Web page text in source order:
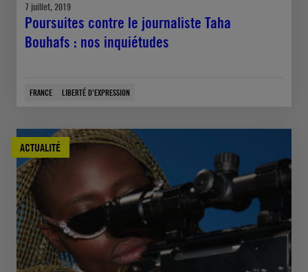
7 juillet, 2019
Poursuites contre le journaliste Taha
Bouhafs : nos inquiétudes
FRANCE LIBERTÉ D'EXPRESSION
ACTUALITÉ